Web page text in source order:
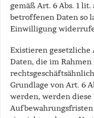
gemäß Art. 6 Abs. 1 lit.
betroffenen Daten so
Einwilligung
Existieren
Daten, die im
Grundlage von Art. 6
werden, werden